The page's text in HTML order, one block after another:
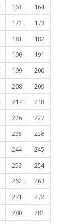
163
164
172
173
181
182
190
191
199
200
208
209
217
218
226
227
235
236
244
245
253
254
262
263
271
272
280
281